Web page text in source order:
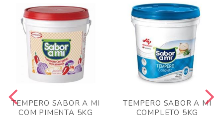
TEMPERO SABOR A MI
COM PIMENTA 5KG
TEMPERO SABOR A MI
COMPLETO 5KG